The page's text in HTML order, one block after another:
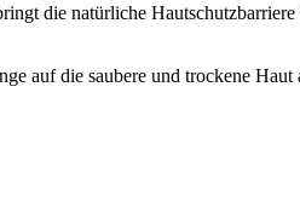
die natürliche
auf die saubere und trockene Haut